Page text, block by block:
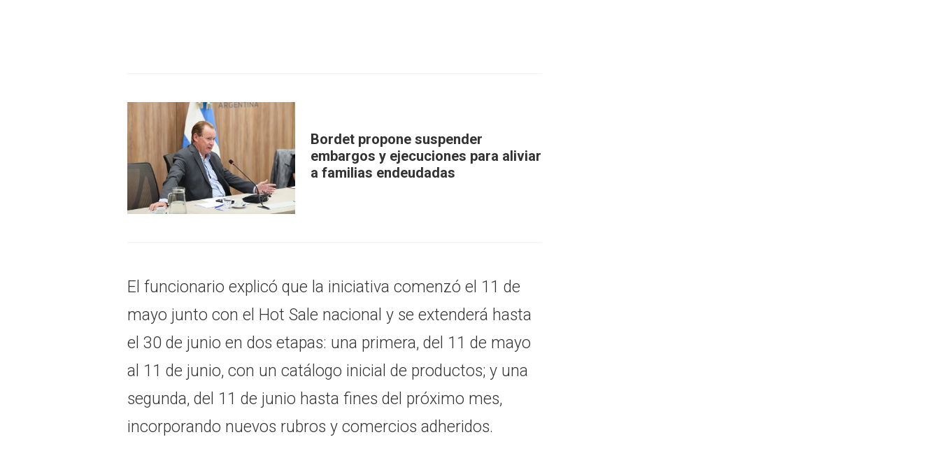
Bordet propone suspender
embargos y ejecuciones para aliviar
a familias endeudadas
El funcionario explicó que la iniciativa comenzó el 11 de
mayo junto con el Hot Sale nacional y se extenderá hasta
el 30 de junio en dos etapas: una primera, del 11 de mayo
al 11 de junio, con un catálogo inicial de productos; y una
segunda, del 11 de junio hasta fines del próximo mes,
incorporando nuevos rubros y comercios adheridos.